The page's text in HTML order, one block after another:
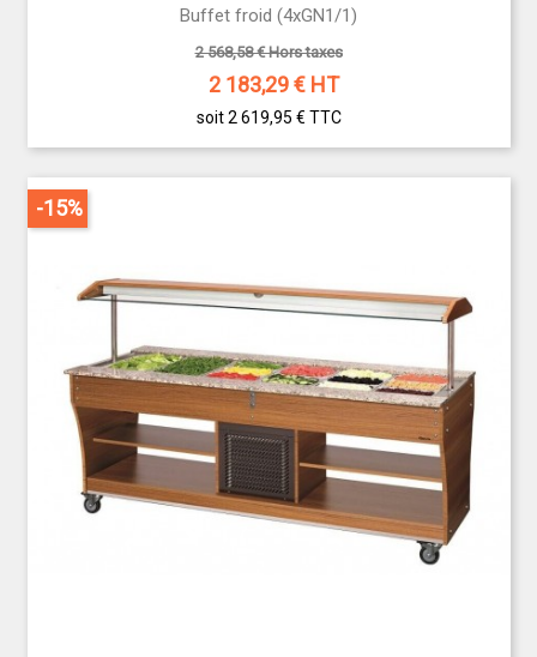
Buffet froid (4xGN1/1)
2 568,58 € Hors taxes
2 183,29€ HT
soit 2 619,95 € TTC
-15%